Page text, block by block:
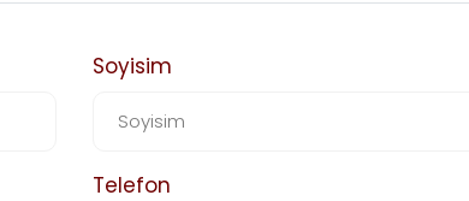
Soyisim
Telefon